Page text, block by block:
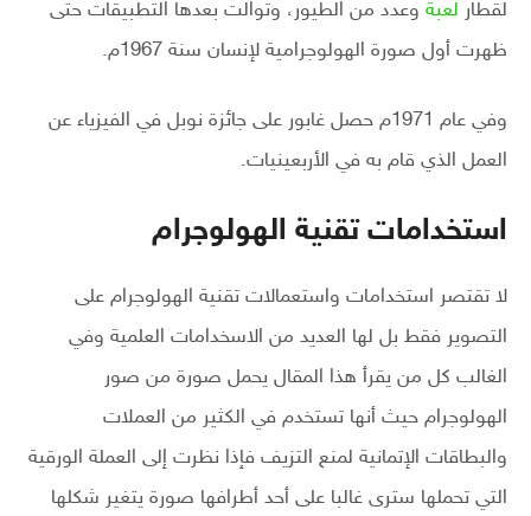
لقطار لعبة وعدد من الطيور، وتوالت بعدها التطبيقات حتى
ظهرت أول صورة الهولوجرامية لإنسان سنة 1967م.
وفي عام 1971م حصل غابور على جائزة نوبل في الفيزياء عن
العمل الذي قام به في الأربعينيات.
استخدامات تقنية الهولوجرام
لا تقتصر استخدامات واستعمالات تقنية الهولوجرام على
التصوير فقط بل لها العديد من الاسخدامات العلمية وفي
الغالب كل من يقرأ هذا المقال يحمل صورة من صور
الهولوجرام حيث أنها تستخدم في الكثير من العملات
والبطاقات الإتمانية لمنع التزيف فإذا نظرت إلى العملة الورقية
التي تحملها سترى غالبا على أحد أطرافها صورة يتغير شكلها